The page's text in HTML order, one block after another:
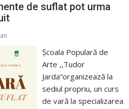
de suflat pot urma
Școala Populară de
Arte ,,Tudor
Jarda”organizează la
sediul propriu, un curs
de vară la specializarea